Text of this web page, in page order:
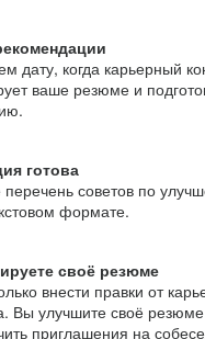
дату, когда карьерный
ваше резюме и
готова
перечень советов по
формате.
своё резюме
внести правки от
Вы улучшите своё
приглашения на